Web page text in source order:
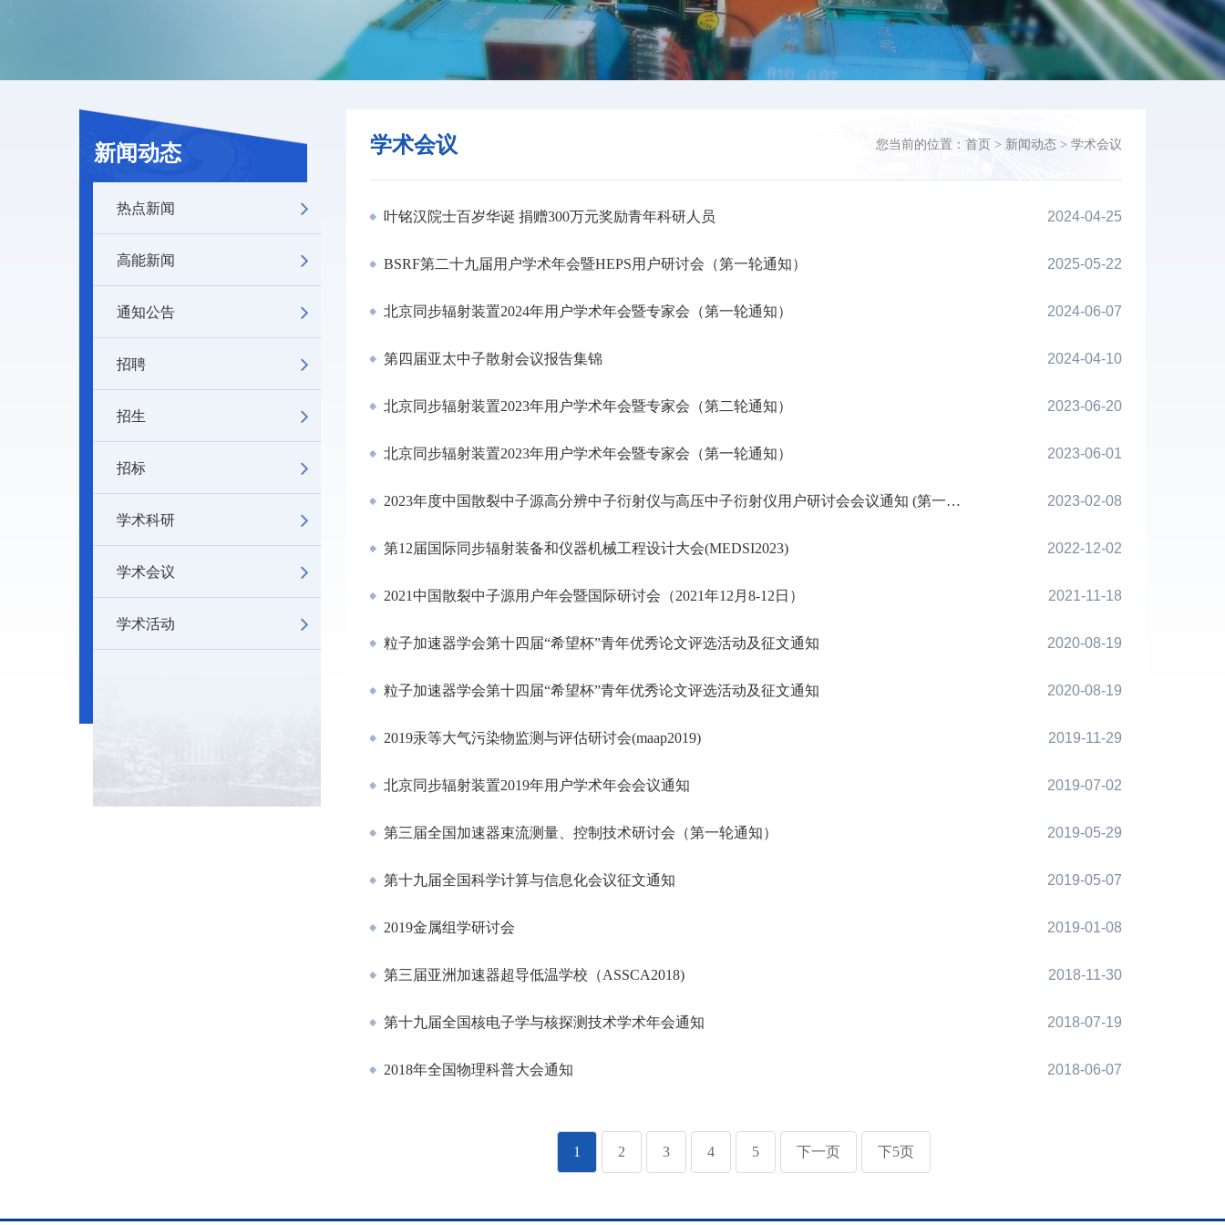
新闻动态
热点新闻
高能新闻
通知公告
招聘
招生
招标
学术科研
学术会议
学术活动
学术会议 您当前的位置： 首页 > 新闻动态 > 学术会议
叶铭汉院士百岁华诞 捐赠300万元奖励青年科研人员 2024-04-25
BSRF第二十九届用户学术年会暨HEPS用户研讨会（第一轮通知） 2025-05-22
北京同步辐射装置2024年用户学术年会暨专家会（第一轮通知） 2024-06-07
第四届亚太中子散射会议报告集锦 2024-04-10
北京同步辐射装置2023年用户学术年会暨专家会（第二轮通知） 2023-06-20
北京同步辐射装置2023年用户学术年会暨专家会（第一轮通知） 2023-06-01
2023年度中国散裂中子源高分辨中子衍射仪与高压中子衍射仪用户研讨会会议通知 (第一轮通知) 2023-02-08
第12届国际同步辐射装备和仪器机械工程设计大会(MEDSI2023) 2022-12-02
2021中国散裂中子源用户年会暨国际研讨会（2021年12月8-12日） 2021-11-18
粒子加速器学会第十四届“希望杯”青年优秀论文评选活动及征文通知 2020-08-19
粒子加速器学会第十四届“希望杯”青年优秀论文评选活动及征文通知 2020-08-19
2019汞等大气污染物监测与评估研讨会(maap2019) 2019-11-29
北京同步辐射装置2019年用户学术年会会议通知 2019-07-02
第三届全国加速器束流测量、控制技术研讨会（第一轮通知） 2019-05-29
第十九届全国科学计算与信息化会议征文通知 2019-05-07
2019金属组学研讨会 2019-01-08
第三届亚洲加速器超导低温学校（ASSCA2018) 2018-11-30
第十九届全国核电子学与核探测技术学术年会通知 2018-07-19
2018年全国物理科普大会通知 2018-06-07
1 2 3 4 5 下一页 下5页